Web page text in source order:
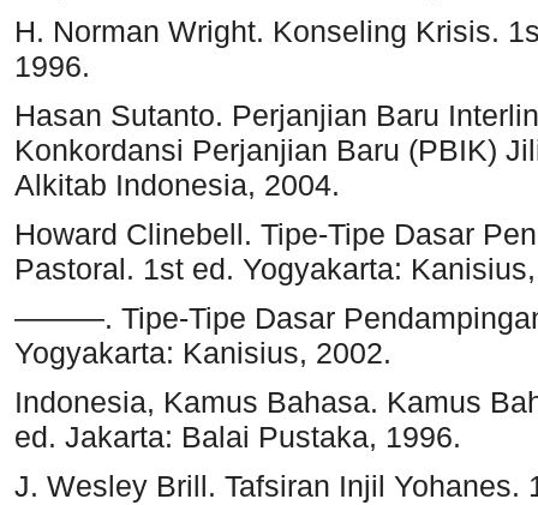
H. Norman Wright. Konseling Krisis.
1996.
Hasan Sutanto. Perjanjian Baru
Konkordansi Perjanjian Baru (PBIK)
Alkitab Indonesia, 2004.
Howard Clinebell. Tipe-Tipe Dasar
Pastoral. 1st ed. Yogyakarta:
———. Tipe-Tipe Dasar
Yogyakarta: Kanisius, 2002.
Indonesia, Kamus Bahasa. Kamus
ed. Jakarta: Balai Pustaka, 1996.
J. Wesley Brill. Tafsiran Injil Yohanes.